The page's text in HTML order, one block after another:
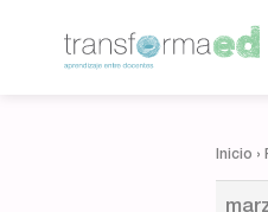
Inicio ›